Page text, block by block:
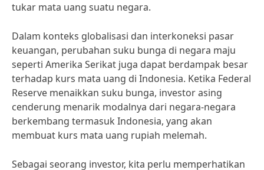
tukar mata uang suatu negara.
Dalam konteks globalisasi dan interkoneksi pasar
keuangan, perubahan suku bunga di negara maju
seperti Amerika Serikat juga dapat berdampak besar
terhadap kurs mata uang di Indonesia. Ketika Federal
Reserve menaikkan suku bunga, investor asing
cenderung menarik modalnya dari negara-negara
berkembang termasuk Indonesia, yang akan
membuat kurs mata uang rupiah melemah.
Sebagai seorang investor, kita perlu memperhatikan